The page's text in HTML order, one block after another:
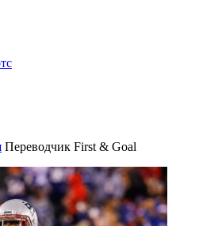
Переводчик First & Goal